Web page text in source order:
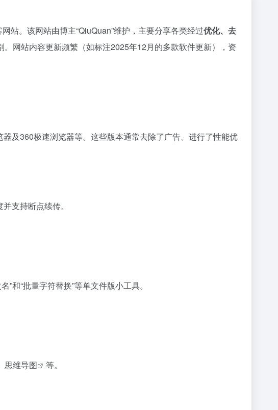
站。该网站由博主“QiuQuan”维护，主要分享各类经过优化、去
网站内容更新频繁（如标注2025年12月的多款软件更新），资
及360极速浏览器等。这些版本通常去除了广告、进行了性能优
支持断点续传。
”和“批量字符替换”等单文件版小工具。
思维导图 等。